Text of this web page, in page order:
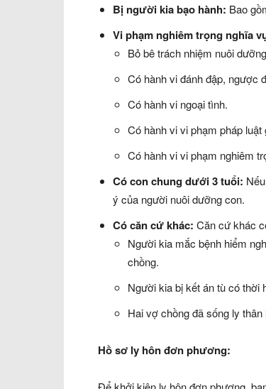
Bị người kia bạo hành: Bao
Vi phạm nghiêm trọng nghĩa
Bỏ bê trách nhiệm nuôi
Có hành vi đánh đập, ngược
Có hành vi ngoại tình.
Có hành vi vi phạm pháp
Có hành vi vi phạm nghiêm
Có con chung dưới 3 tuổi:
ý của người nuôi dưỡng con.
Có căn cứ khác: Căn cứ khác
Người kia mắc bệnh hiểm
chồng.
Người kia bị kết án tù có thời
Hai vợ chồng đã sống ly
Hồ sơ ly hôn đơn phương: